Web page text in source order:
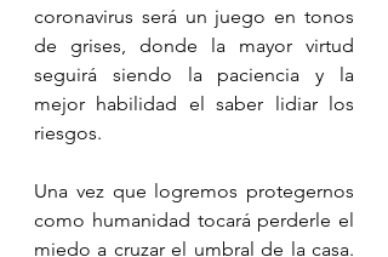
coronavirus será un juego en tonos
de grises, donde la mayor virtud
seguirá siendo la paciencia y la
mejor habilidad el saber lidiar los
riesgos.
Una vez que logremos protegernos
como humanidad tocará perderle el
miedo a cruzar el umbral de la casa.